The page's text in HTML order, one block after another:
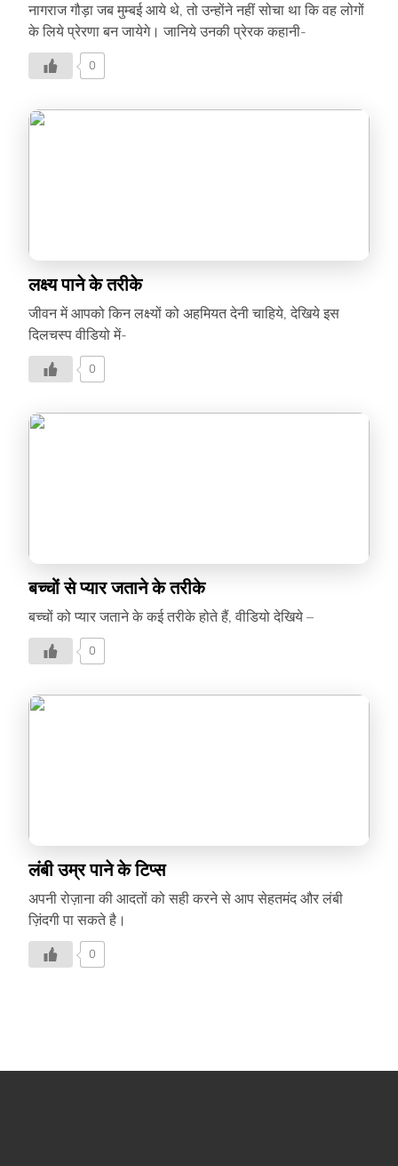
नागराज गौड़ा जब मुम्बई आये थे, तो उन्होंने नहीं सोचा था कि वह लोगों
के लिये प्रेरणा बन जायेगे। जानिये उनकी प्रेरक कहानी-
0
लक्ष्य पाने के तरीके
जीवन में आपको किन लक्ष्यों को अहमियत देनी चाहिये, देखिये इस
दिलचस्प वीडियो में-
0
बच्चों से प्यार जताने के तरीके
बच्चों को प्यार जताने के कई तरीके होते हैं, वीडियो देखिये –
0
लंबी उम्र पाने के टिप्स
अपनी रोज़ाना की आदतों को सही करने से आप सेहतमंद और लंबी
ज़िंदगी पा सकते है।
0